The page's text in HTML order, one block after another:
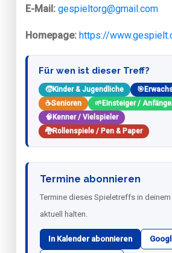
E-Mail: gespieltorg@gmail.com
Homepage: https://
Für wen ist dieser Treff?
🧒Kinder & Jugendliche 🎯
☕Senioren 🌱 Einsteiger /
🧠 Kenner / Vielspieler
🐉Rollenspiele / Pen & Paper
Termine abonnieren
Termine dieses Spieletreffs in
aktuell halten.
In Kalender abonnieren